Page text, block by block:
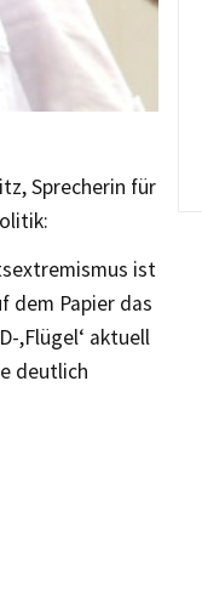
Sprecherin für
ist
dem Papier das
,Flügel‘ aktuell
deutlich